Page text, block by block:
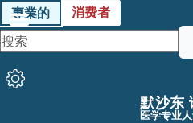
專業的 消费者
默沙东
医学专业